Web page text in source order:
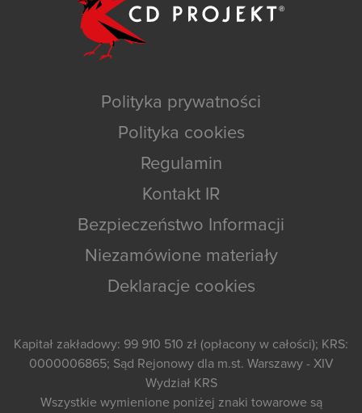
Polityka prywatności
Polityka cookies
Regulamin
Kontakt IR
Bezpieczeństwo Informacji
Niezamówione materiały
Deklaracje cookies
Kapitał zakładowy: 99 910 510 zł (opłacony w całości); KRS:
0000006865; Sąd Rejonowy dla m.st. Warszawy - XIV
Wydział KRS
Wszystkie wymienione poniżej znaki towarowe są